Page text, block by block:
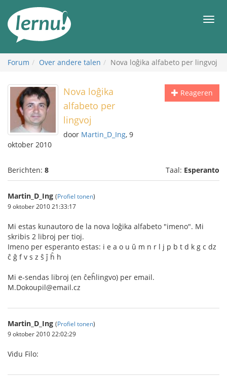
inhoud
Forum Over andere talen Nova loĝika alfabeto per lingvoj
Reageren
Nova loĝika
alfabeto per
lingvoj
door Martin_D_Ing, 9
oktober 2010
Berichten: 8 Taal: Esperanto
Martin_D_Ing (Profiel tonen)
9 oktober 2010 21:33:17
Mi estas kunautoro de la nova loĝika alfabeto "imeno". Mi
skribis 2 libroj per tioj.
Imeno per esperanto estas: i e a o u ŭ m n r l j p b t d k g c dz
ĉ ĝ f v s z ŝ ĵ ĥ h
Mi e-sendas libroj (en ĉeĥlingvo) per email.
M.Dokoupil@email.cz
Martin_D_Ing (Profiel tonen)
9 oktober 2010 22:02:29
Vidu Filo: